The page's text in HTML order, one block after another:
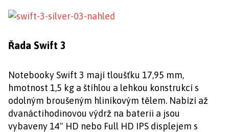
Řada Swift 3
Notebooky Swift 3 mají tloušťku 17,95 mm,
hmotnost 1,5 kg a štíhlou a lehkou konstrukcí s
odolným broušeným hliníkovým tělem. Nabízí až
dvanáctihodinovou výdrž na baterii a jsou
vybaveny 14" HD nebo Full HD IPS displejem s